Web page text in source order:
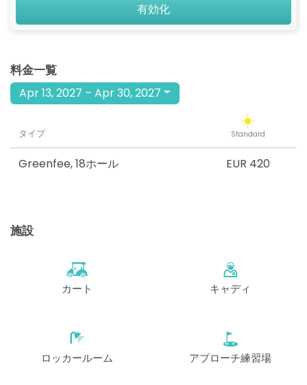
有効化
料金一覧
Apr 13, 2027 – Apr 30, 2027
タイプ Standard
Greenfee,18ホール EUR 420
施設
カート キャディ
ロッカールーム アプローチ練習場